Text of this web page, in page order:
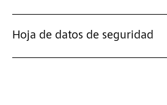
Hoja de datos de seguridad